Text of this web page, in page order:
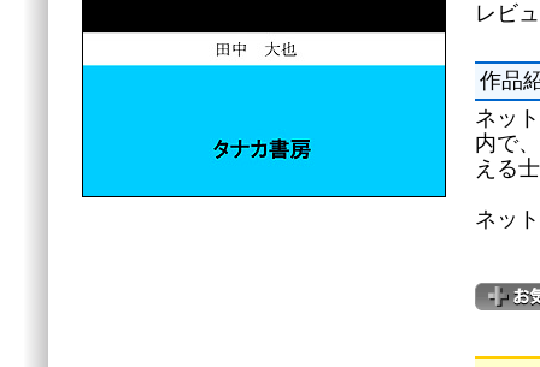
レビ
作品
ネッ
内で
える
ネッ